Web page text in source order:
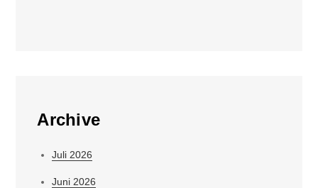
Archive
Juli 2026
Juni 2026